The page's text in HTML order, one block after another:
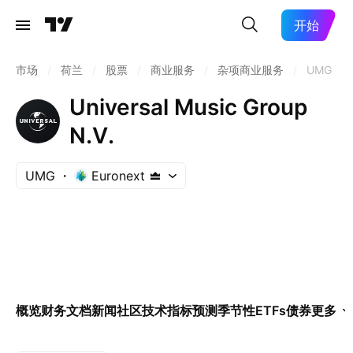
开始
市场 荷兰 股票 商业服务 杂项商业服务 UMG
Universal Music Group
N.V.
UMG Euronext
概览财务文档新闻社区技术指标预测季节性ETFs债券更多